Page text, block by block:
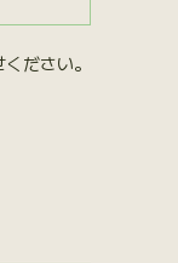
ださい。